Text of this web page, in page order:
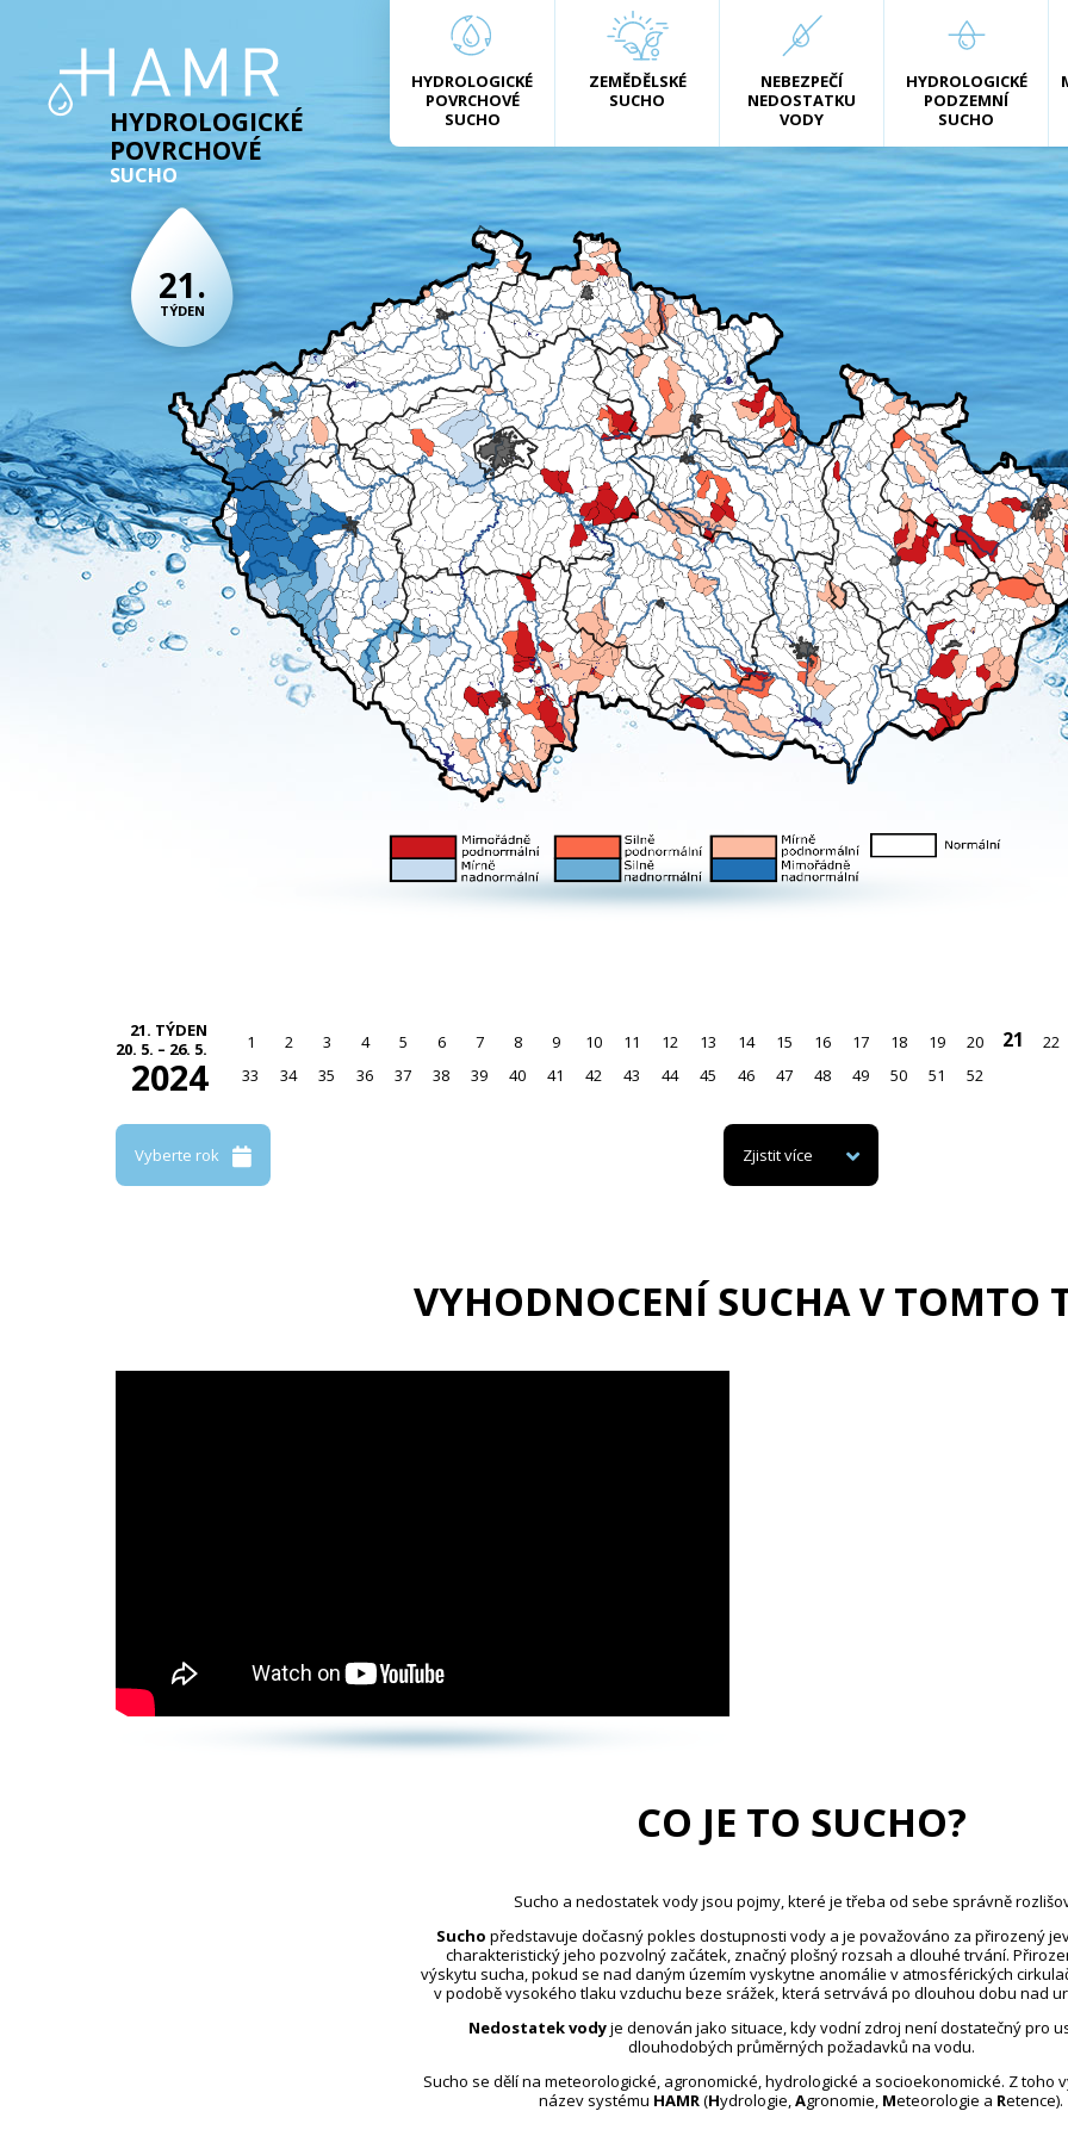
HYDROLOGICKÉ
POVRCHOVÉ
SUCHO
ZEMĚDĚLSKÉ
SUCHO
NEBEZPEČÍ
NEDOSTATKU
VODY
HYDROLOGICKÉ
PODZEMNÍ
SUCHO
HYDROLOGICKÉ
POVRCHOVÉ
SUCHO
21.
TÝDEN
21. TÝDEN
20. 5. – 26. 5.
2024
1 2 3 4 5 6 7 8 9 10 11 12 13 14 15 16 17 18 19 20 21 22
33
34 35 36 37 38 39 40 41 42 43 44 45 46 47 48 49 50 51 52
Vyberte rok Zjistit více
VYHODNOCENÍ SUCHA V TOMTO
CO JE TO SUCHO?
Sucho a nedostatek vody jsou pojmy, které je třeba od sebe správně
Sucho představuje dočasný pokles dostupnosti vody a je považováno za přirozený
charakteristický jeho pozvolný začátek, značný plošný rozsah a dlouhé trvání.
výskytu sucha, pokud se nad daným územím vyskytne anomálie v atmosférických
v podobě vysokého tlaku vzduchu beze srážek, která setrvává po dlouhou dobu nad
Nedostatek vodyje definován jako situace, kdy vodní zdroj není dostatečný pro
dlouhodobých průměrných požadavků na vodu.
Sucho se dělí na meteorologické, agronomické, hydrologické a socioekonomické. Z toho
název systému HAMR(Hydrologie,Agronomie, Meteorologie a Retence).